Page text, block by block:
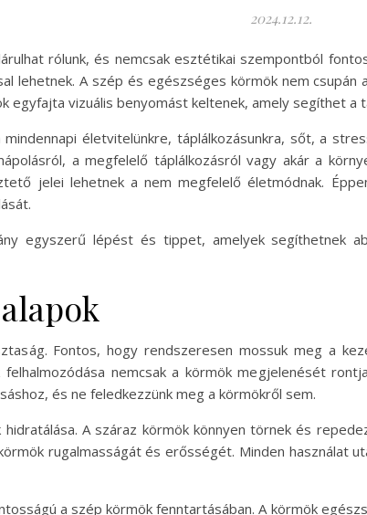
2024.12.12.
rólunk, és nemcsak esztétikai szempontból
lehetnek. A szép és egészséges körmök nem
egyfajta vizuális benyomást keltenek, amely segíthet a
életvitelünkre, táplálkozásunkra, sőt, a
a megfelelő táplálkozásról vagy akár a
jelei lehetnek a nem megfelelő életmódnak.
egyszerű lépést és tippet, amelyek segíthetnek
Fontos, hogy rendszeresen mossuk meg a
nemcsak a körmök megjelenését
és ne feledkezzünk meg a körmökről sem.
A száraz körmök könnyen törnek és
rugalmasságát és erősségét. Minden használat
a szép körmök fenntartásában. A körmök